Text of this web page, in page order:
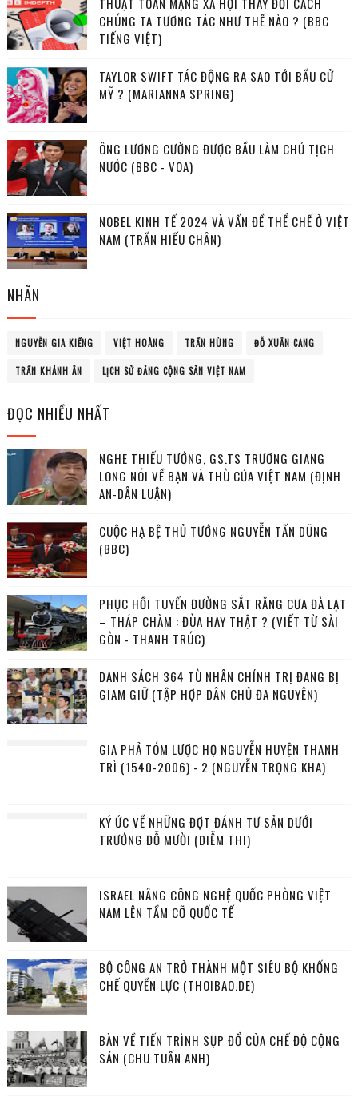
CHÚNG TA TƯƠNG TÁC NHƯ THẾ NÀO ? (BBC
TIẾNG VIỆT)
TAYLOR SWIFT TÁC ĐỘNG RA SAO TỚI BẦU CỬ
MỸ ? (MARIANNA SPRING)
ÔNG LƯƠNG CƯỜNG ĐƯỢC BẦU LÀM CHỦ TỊCH
NƯỚC (BBC - VOA)
NOBEL KINH TẾ 2024 VÀ VẤN ĐỀ THỂ CHẾ Ở VIỆT
NAM (TRẦN HIẾU CHÂN)
NHÃN
NGUYỄN GIA KIỂNG VIỆT HOÀNG TRẦN HÙNG ĐỖ XUÂN CANG
TRẦN KHÁNH ÂN LỊCH SỬ ĐẢNG CỘNG SẢN VIỆT NAM
ĐỌC NHIỀU NHẤT
NGHE THIẾU TƯỚNG, GS.TS TRƯƠNG GIANG
LONG NÓI VỀ BẠN VÀ THÙ CỦA VIỆT NAM (ĐỊNH
AN-DÂN LUẬN)
CUỘC HẠ BỆ THỦ TƯỚNG NGUYỄN TẤN DŨNG
(BBC)
PHỤC HỒI TUYẾN ĐƯỜNG SẮT RĂNG CƯA ĐÀ LẠT
– THÁP CHÀM : ĐÙA HAY THẬT ? (VIẾT TỪ SÀI
GÒN - THANH TRÚC)
DANH SÁCH 364 TÙ NHÂN CHÍNH TRỊ ĐANG BỊ
GIAM GIỮ (TẬP HỢP DÂN CHỦ ĐA NGUYÊN)
GIA PHẢ TÓM LƯỢC HỌ NGUYỄN HUYỆN THANH
TRÌ (1540-2006) - 2 (NGUYỄN TRỌNG KHA)
KÝ ỨC VỀ NHỮNG ĐỢT ĐÁNH TƯ SẢN DƯỚI
TRƯỚNG ĐỖ MƯỜI (DIỄM THI)
ISRAEL NÂNG CÔNG NGHỆ QUỐC PHÒNG VIỆT
NAM LÊN TẦM CỠ QUỐC TẾ
BỘ CÔNG AN TRỞ THÀNH MỘT SIÊU BỘ KHỐNG
CHẾ QUYỀN LỰC (THOIBAO.DE)
BÀN VỀ TIẾN TRÌNH SỤP ĐỔ CỦA CHẾ ĐỘ CỘNG
SẢN (CHU TUẤN ANH)